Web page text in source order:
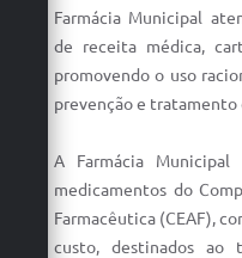
Farmácia Municipal
de receita médica,
promovendo o uso
prevenção e tratamento
A Farmácia
medicamentos do
Farmacêutica (CEAF),
custo, destinados ao